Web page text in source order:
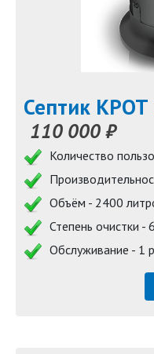
Септик
110 000 ₽
Количество
Объём - 2400
Степень очистки -
Обслуживание - 1